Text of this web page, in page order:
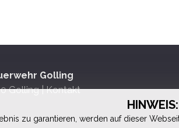
zu garantieren, werden auf dieser
Golling
Golling |Kontakt